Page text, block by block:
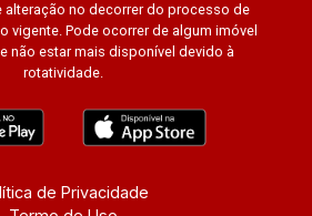
alteração no decorrer do processo de
vigente. Pode ocorrer de algum imóvel
não estar mais disponível devido à
rotatividade.
de Privacidade